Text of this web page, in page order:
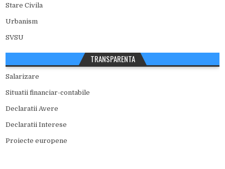
Stare Civila
Urbanism
SVSU
TRANSPARENTA
Salarizare
Situatii financiar-contabile
Declaratii Avere
Declaratii Interese
Proiecte europene